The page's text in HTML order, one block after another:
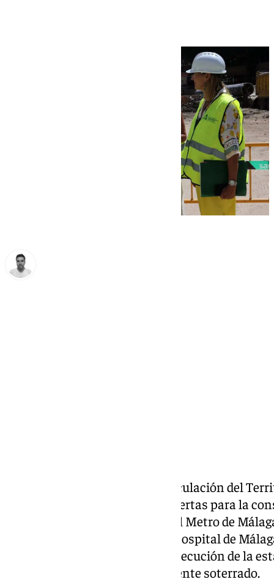
La Consejería de Fomento, Articulación del
que ha recibido un total de 15 ofertas para la
la Prolongación de la Línea 2 del Metro de
Guadalmedina hasta el nuevo hospital de
metros de longitud, incluye la ejecución de la
caracteriza por ser completamente soterrado.